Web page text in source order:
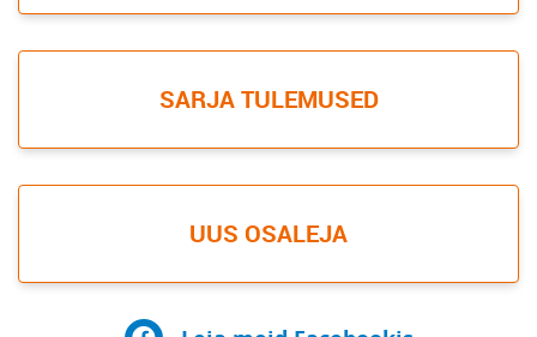
SARJA TULEMUSED
UUS OSALEJA